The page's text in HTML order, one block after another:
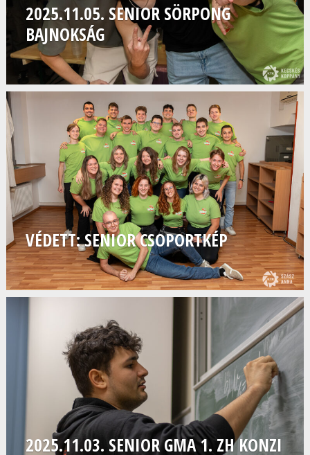
2025.11.05. SENIOR SÖRPONG
BAJNOKSÁG
VÉDETT: SENIOR CSOPORTKÉP
2025.11.03. SENIOR GMA 1. ZH KONZI